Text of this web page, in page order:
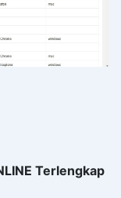
Terlengkap